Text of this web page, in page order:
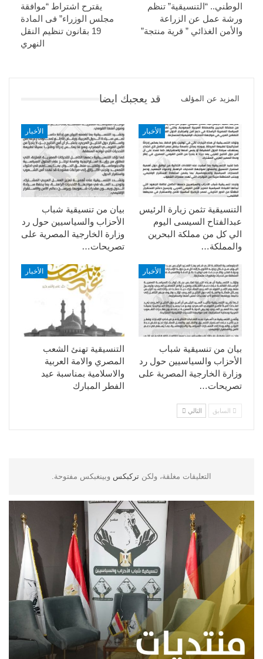
يقترح اشتراط “موافقة
مجلس الوزراء” فى المادة
19 بقانون تنظيم النقل
النهري
الوطني.. “التنسيقية” تنظم
ورشة عمل عن الزراعة
والأمن الغذائي ” قرية منتجة”
قد يعجبك ايضا المزيد عن المؤلف
الأخبار
بيان من تنسيقية شباب
الأحزاب والسياسيين حول رد
وزارة الخارجية المصرية على
تصريحات…
الأخبار
التنسيقية تثمن زيارة الرئيس
عبدالفتاح السيسى اليوم
الي كل من مملكة البحرين
والمملكة…
الأخبار
التنسيقية تهنئ الشعب
المصري والامة العربية
والاسلامية بمناسبة عيد
الفطر المبارك
الأخبار
بيان من تنسيقية شباب
الأحزاب والسياسيين حول رد
وزارة الخارجية المصرية على
تصريحات…
السابق التالي
التعليقات مغلقة، ولكن تركبكس وبينغبكس مفتوحة.